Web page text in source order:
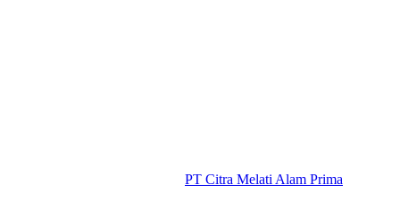
PT Citra Melati Alam Prima